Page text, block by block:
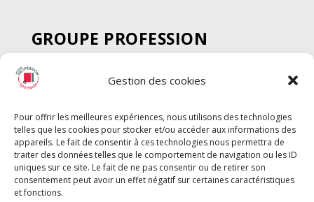
Gestion des cookies
Pour offrir les meilleures expériences, nous utilisons des technologies
telles que les cookies pour stocker et/ou accéder aux informations des
appareils. Le fait de consentir à ces technologies nous permettra de
traiter des données telles que le comportement de navigation ou les ID
uniques sur ce site. Le fait de ne pas consentir ou de retirer son
consentement peut avoir un effet négatif sur certaines caractéristiques
et fonctions.
GROUPE PROFESSION
SPECTACLE
Chèque Intermittents
Chèque Compta
Chèque Emploi Spectacle
G-Pods
Profession Audio-visuel